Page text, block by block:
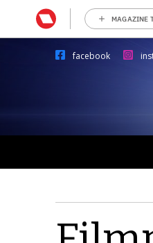
MAGAZINE
facebook